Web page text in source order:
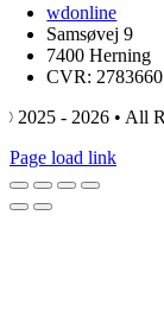
wdonline
Samsøvej 9
7400 Herning
CVR:
© 2025 - 2026 • All
Page load link